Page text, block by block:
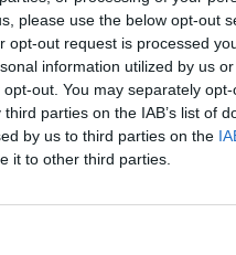
please use the below opt-out
opt-out request is processed
information utilized by us
out. You may separately
parties on the IAB’s list of
by us to third parties on the
it to other third parties.
και παγετούς δεν
ακόμα και στη
η Αττική οδός, η
ρεύμα, όχι μόνο